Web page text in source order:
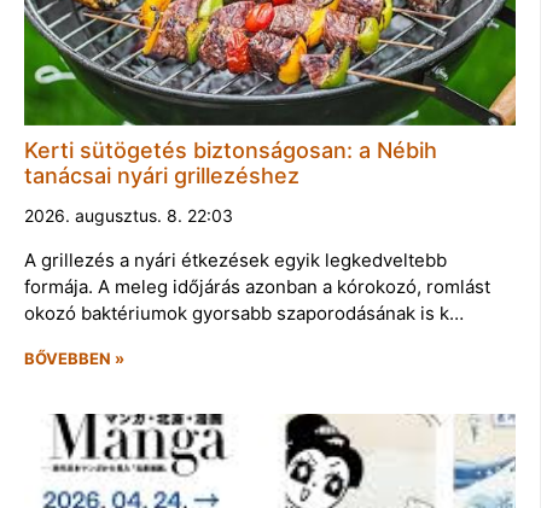
Kerti sütögetés biztonságosan: a Nébih
tanácsai nyári grillezéshez
2026. augusztus. 8. 22:03
A grillezés a nyári étkezések egyik legkedveltebb
formája. A meleg időjárás azonban a kórokozó, romlást
okozó baktériumok gyorsabb szaporodásának is k…
BŐVEBBEN »